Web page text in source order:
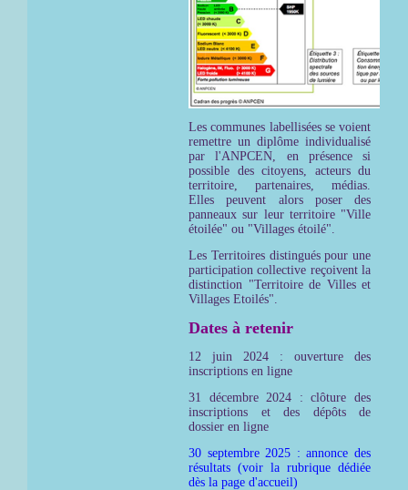
Les communes labellisées se voient
remettre un diplôme individualisé
par l'ANPCEN, en présence si
possible des citoyens, acteurs du
territoire, partenaires, médias.
Elles peuvent alors poser des
panneaux sur leur territoire "Ville
étoilée" ou "Villages étoilé".
Les Territoires distingués pour une
participation collective reçoivent la
distinction "Territoire de Villes et
Villages Etoilés".
Dates à retenir
12 juin 2024 : ouverture des
inscriptions en ligne
31 décembre 2024 : clôture des
inscriptions et des dépôts de
dossier en ligne
30 septembre 2025 : annonce des
résultats (voir la rubrique dédiée
dès la page d'accueil)